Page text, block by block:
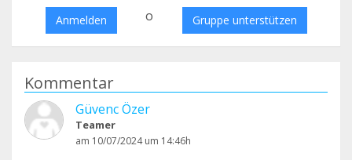
Anmelden o Gruppe unterstützen
Kommentar
Güvenc Özer
Teamer
am 10/07/2024 um 14:46h